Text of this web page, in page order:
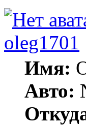
oleg1701
Имя:
Авто: